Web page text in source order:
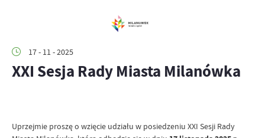
17 - 11 - 2025
XXI Sesja Rady Miasta Milanówka
Uprzejmie proszę o wzięcie udziału w posiedzeniu XXI Sesji Rady